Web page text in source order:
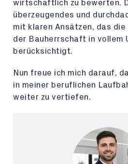
wirtschaftlich zu bewerten.
überzeugendes und
mit klaren Ansätzen, das die
der Bauherrschaft in vollem
berücksichtigt.
Nun freue ich mich darauf,
in meiner beruflichen
weiter zu vertiefen.